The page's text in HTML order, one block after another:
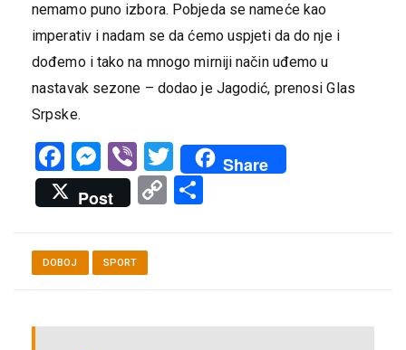
nemamo puno izbora. Pobjeda se nameće kao
imperativ i nadam se da ćemo uspjeti da do nje i
dođemo i tako na mnogo mirniji način uđemo u
nastavak sezone – dodao je Jagodić, prenosi Glas
Srpske.
Facebook
Messenger
ViberTwitter
Share
Post
Copy
DOBOJ SPORT